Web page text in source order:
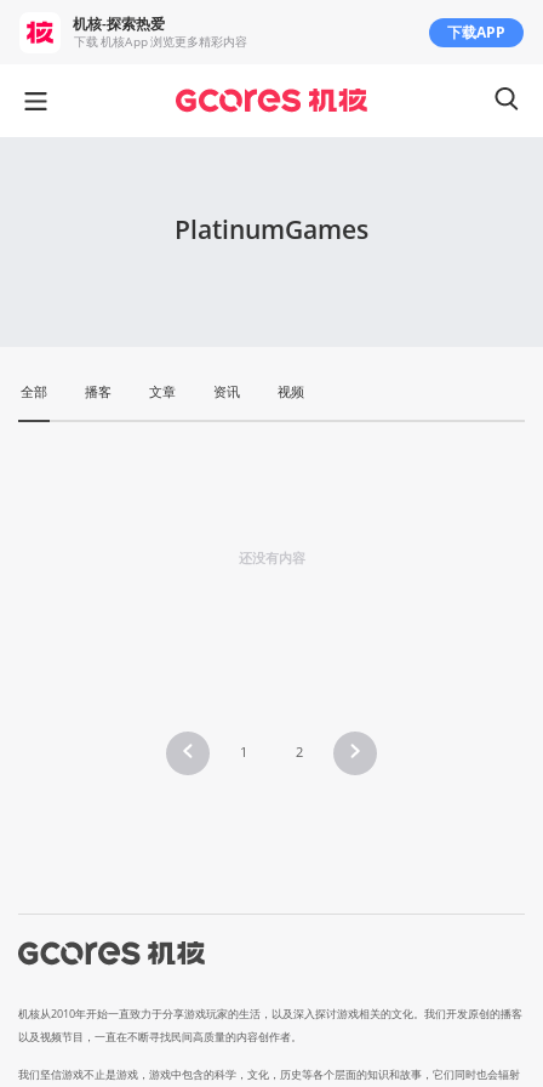
PlatinumGames
全部 播客 文章 资讯 视频
还没有内容
1 2
机核从2010年开始一直致力于分享游戏玩家的生活，以及深入探讨游戏相关的文化。我们开发原创的播客
以及视频节目，一直在不断寻找民间高质量的内容创作者。
我们坚信游戏不止是游戏，游戏中包含的科学，文化，历史等各个层面的知识和故事，它们同时也会辐射
机核-探索热爱
下载 机核App 浏览更多精彩内容 下载APP